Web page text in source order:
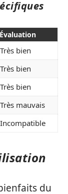
Évaluation
Très bien
Très bien
Très bien
Très mauvais
Incompatible
du